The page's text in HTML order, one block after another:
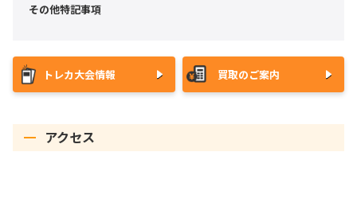
その他特記事項
トレカ大会情報 買取のご案内
アクセス